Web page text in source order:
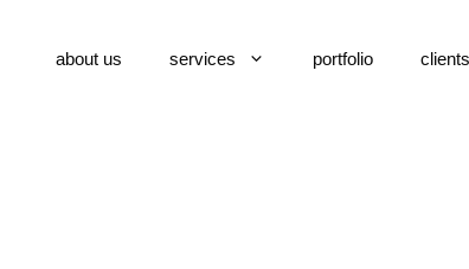
about us services portfolio clients